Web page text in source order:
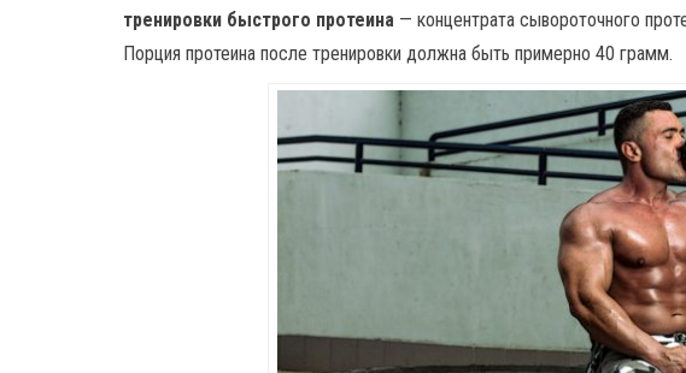
тренировки быстрого протеина — концентрата сывороточного
Порция протеина после тренировки должна быть примерно 40 грамм.